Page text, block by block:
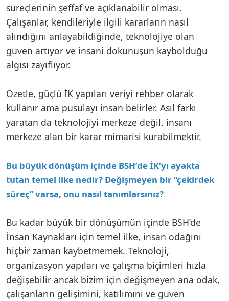
süreçlerinin şeffaf ve açıklanabilir olması.
Çalışanlar, kendileriyle ilgili kararların nasıl
alındığını anlayabildiğinde, teknolojiye olan
güven artıyor ve insani dokunuşun kaybolduğu
algısı zayıflıyor.
Özetle, güçlü İK yapıları veriyi rehber olarak
kullanır ama pusulayı insan belirler. Asıl farkı
yaratan da teknolojiyi merkeze değil, insanı
merkeze alan bir karar mimarisi kurabilmektir.
Bu büyük dönüşüm içinde BSH’de İK’yı ayakta
tutan temel ilke nedir? Değişmeyen bir “çekirdek
süreç” varsa, onu nasıl tanımlarsınız?
Bu kadar büyük bir dönüşümün içinde BSH’de
İnsan Kaynakları için temel ilke, insan odağını
hiçbir zaman kaybetmemek. Teknoloji,
organizasyon yapıları ve çalışma biçimleri hızla
değişebilir ancak bizim için değişmeyen ana odak,
çalışanların gelişimini, katılımını ve güven